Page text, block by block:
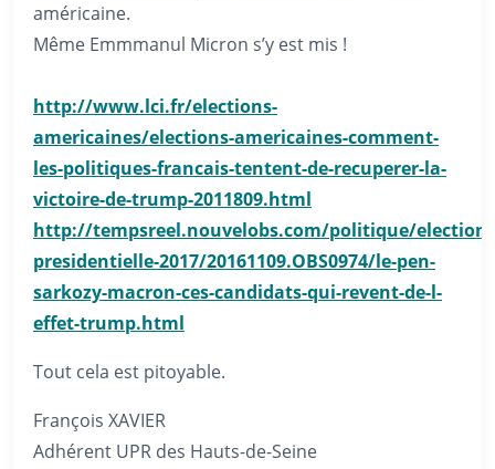
américaine.
Même Emmmanul Micron s’y est mis !
http://www.lci.fr/elections-
americaines/elections-americaines-comment-
les-politiques-francais-tentent-de-recuperer-la-
victoire-de-trump-2011809.html
http://tempsreel.nouvelobs.com/politique/election-
presidentielle-2017/20161109.OBS0974/le-pen-
sarkozy-macron-ces-candidats-qui-revent-de-l-
effet-trump.html
Tout cela est pitoyable.
François XAVIER
Adhérent UPR des Hauts-de-Seine